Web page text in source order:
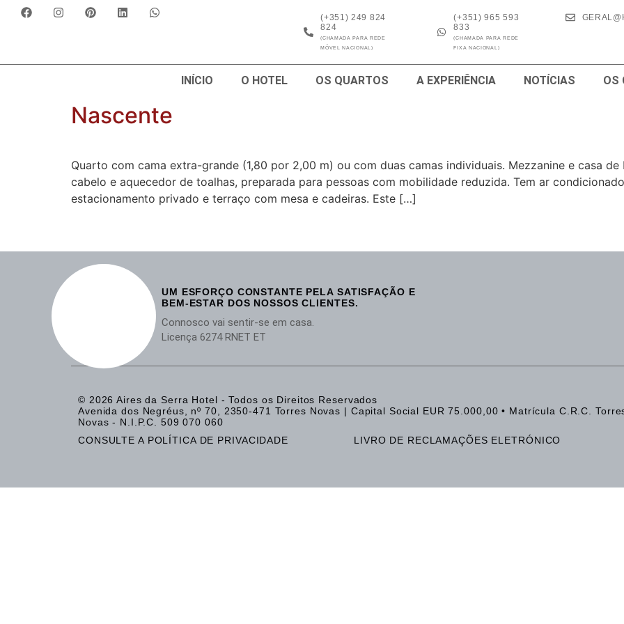
(+351) 249 824
824
(CHAMADA PARA REDE
MÓVEL NACIONAL)
(+351) 965 593
833
(CHAMADA PARA REDE
FIXA NACIONAL)
INÍCIO O HOTEL OS QUARTOS A EXPERIÊNCIA NOTÍCIAS OS
Nascente
Quarto com cama extra-grande (1,80 por 2,00 m) ou com duas camas individuais. Mezzanine e casa
cabelo e aquecedor de toalhas, preparada para pessoas com mobilidade reduzida. Tem ar
estacionamento privado e terraço com mesa e cadeiras. Este […]
UM ESFORÇO CONSTANTE PELA SATISFAÇÃO E
BEM-ESTAR DOS NOSSOS CLIENTES.
Connosco vai sentir-se em casa.
Licença 6274 RNET ET
© 2026 Aires da Serra Hotel - Todos os Direitos Reservados
Avenida dos Negréus, nº 70, 2350-471 Torres Novas | Capital Social EUR 75.000,00 • Matrícula C.R.C.
Novas - N.I.P.C. 509 070 060​
CONSULTE A POLÍTICA DE PRIVACIDADE
LIVRO DE RECLAMAÇÕES ELETRÓNICO